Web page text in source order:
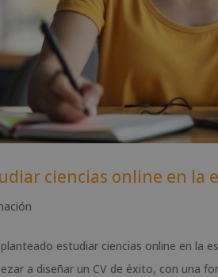
ciencias online en la
estudiar ciencias online en la
a diseñar un CV de éxito, con una